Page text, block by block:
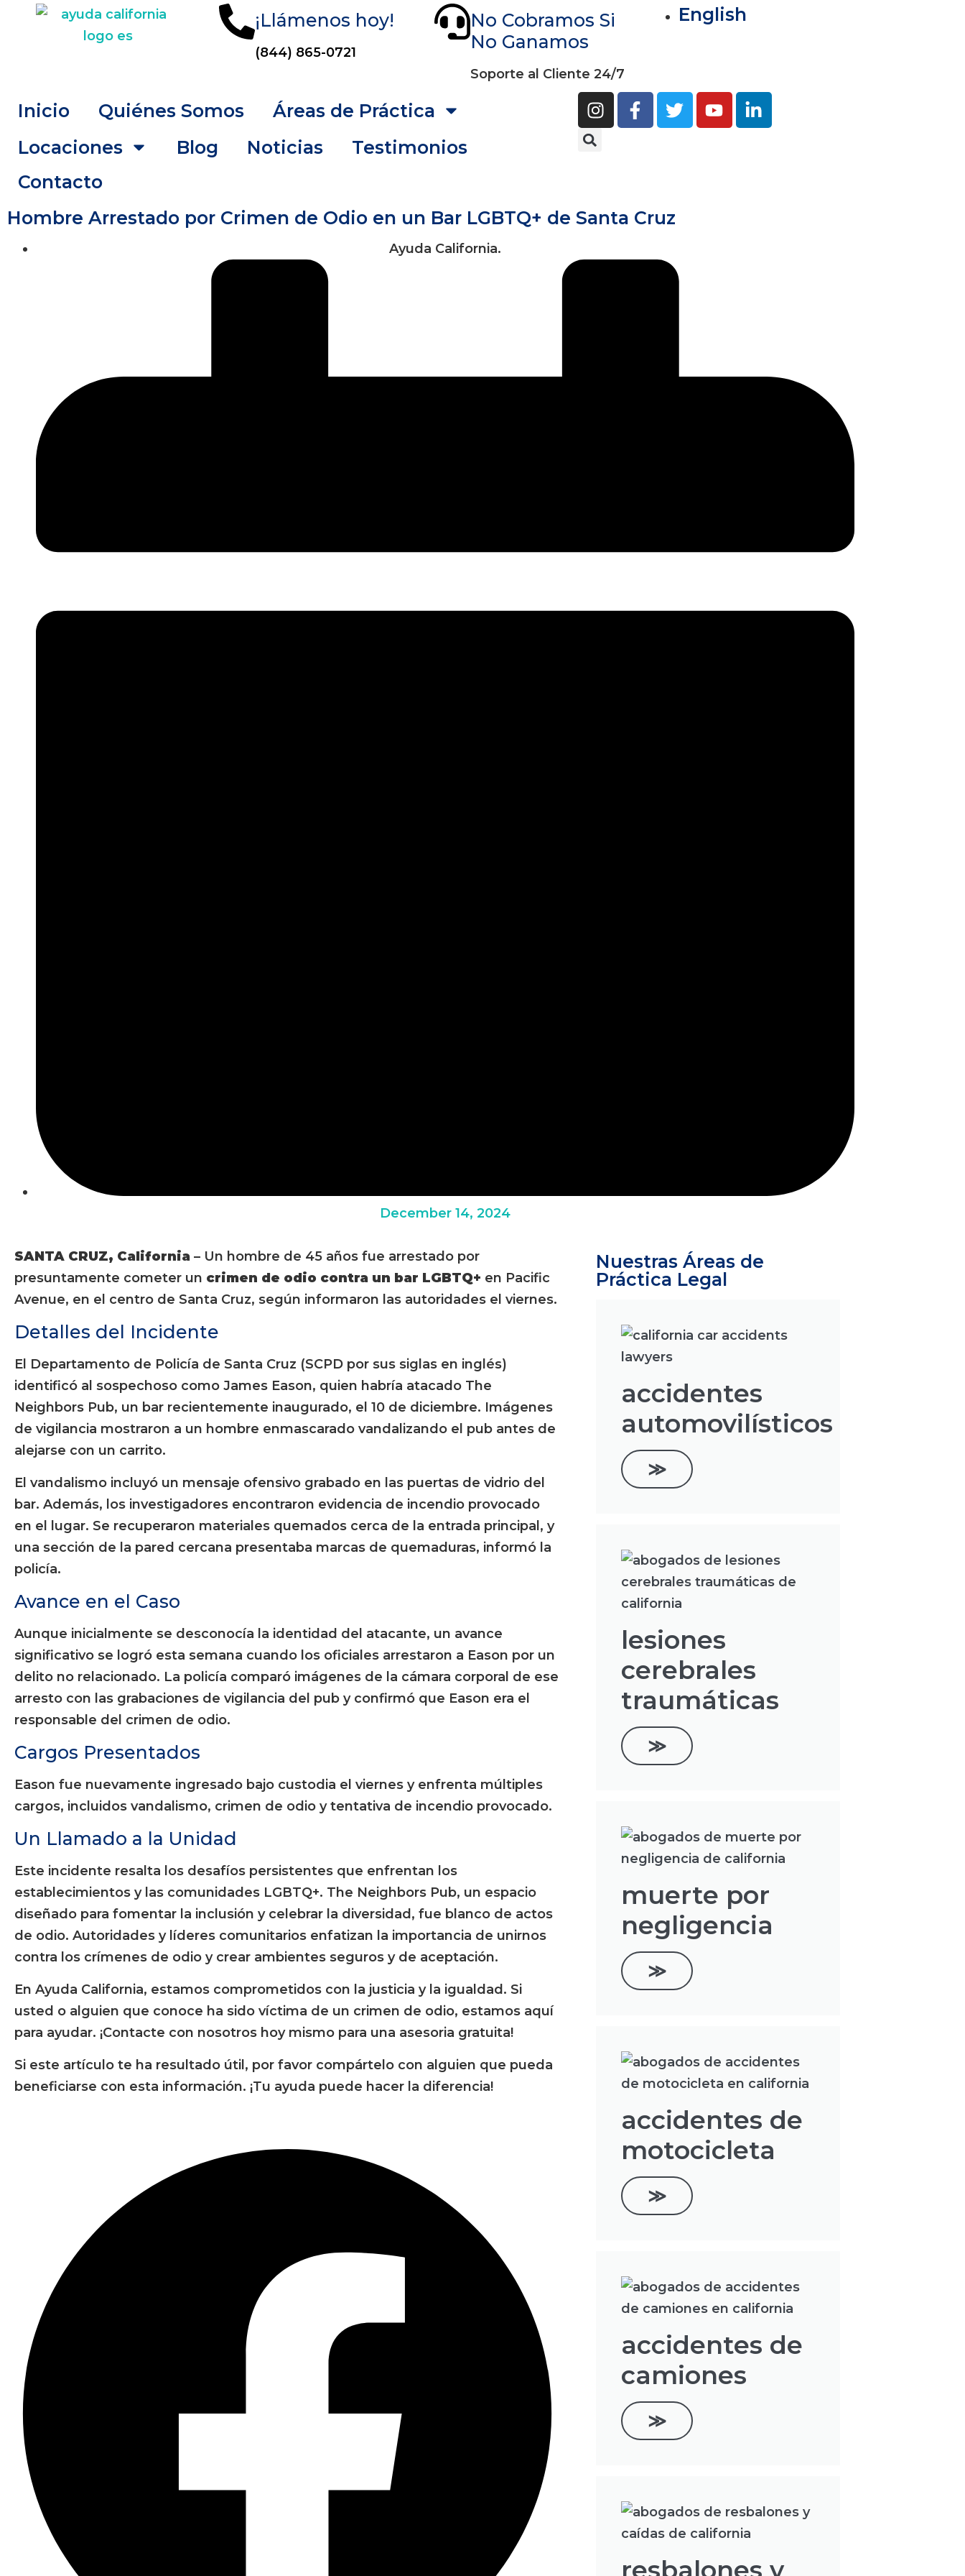
¡Llámenos hoy!
(844) 865-0721
No Cobramos Si
No Ganamos
Soporte al Cliente 24/7
English
Inicio Quiénes Somos
Áreas de Práctica
Locaciones
Blog Noticias
Testimonios
Contacto
Hombre Arrestado por Crimen de Odio en un Bar LGBTQ+ de Santa Cruz
Ayuda California.
December 14, 2024
SANTA CRUZ, California – Un hombre de 45 años fue arrestado por
presuntamente cometer un crimen de odio contra un bar LGBTQ+ en Pacific
Avenue, en el centro de Santa Cruz, según informaron las autoridades el viernes.
Detalles del Incidente
El Departamento de Policía de Santa Cruz (SCPD por sus siglas en inglés)
identificó al sospechoso como James Eason, quien habría atacado The
Neighbors Pub, un bar recientemente inaugurado, el 10 de diciembre. Imágenes
de vigilancia mostraron a un hombre enmascarado vandalizando el pub antes de
alejarse con un carrito.
El vandalismo incluyó un mensaje ofensivo grabado en las puertas de vidrio del
bar. Además, los investigadores encontraron evidencia de incendio provocado
en el lugar. Se recuperaron materiales quemados cerca de la entrada principal, y
una sección de la pared cercana presentaba marcas de quemaduras, informó la
policía.
Avance en el Caso
Aunque inicialmente se desconocía la identidad del atacante, un avance
significativo se logró esta semana cuando los oficiales arrestaron a Eason por un
delito no relacionado. La policía comparó imágenes de la cámara corporal de ese
arresto con las grabaciones de vigilancia del pub y confirmó que Eason era el
responsable del crimen de odio.
Cargos Presentados
Eason fue nuevamente ingresado bajo custodia el viernes y enfrenta múltiples
cargos, incluidos vandalismo, crimen de odio y tentativa de incendio provocado.
Un Llamado a la Unidad
Este incidente resalta los desafíos persistentes que enfrentan los
establecimientos y las comunidades LGBTQ+. The Neighbors Pub, un espacio
diseñado para fomentar la inclusión y celebrar la diversidad, fue blanco de actos
de odio. Autoridades y líderes comunitarios enfatizan la importancia de unirnos
contra los crímenes de odio y crear ambientes seguros y de aceptación.
En Ayuda California, estamos comprometidos con la justicia y la igualdad. Si
usted o alguien que conoce ha sido víctima de un crimen de odio, estamos aquí
para ayudar. ¡Contacte con nosotros hoy mismo para una asesoria gratuita!
Si este artículo te ha resultado útil, por favor compártelo con alguien que pueda
beneficiarse con esta información. ¡Tu ayuda puede hacer la diferencia!
Nuestras Áreas de
Práctica Legal
accidentes
automovilísticos
≫
lesiones
cerebrales
traumáticas
≫
muerte por
negligencia
≫
accidentes de
motocicleta
≫
accidentes de
camiones
≫
resbalones y